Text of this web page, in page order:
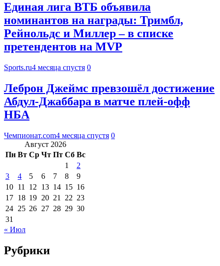
Единая лига ВТБ объявила
номинантов на награды: Тримбл,
Рейнольдс и Миллер – в списке
претендентов на MVP
Sports.ru4 месяца спустя 0
Леброн Джеймс превзошёл достижение
Абдул-Джаббара в матче плей-офф
НБА
Чемпионат.com4 месяца спустя 0
Август 2026
Пн Вт Ср Чт Пт Сб Вс
1
2
3
4 5 6 7 8
9
10 11 12 13 14 15 16
17 18 19 20 21 22 23
24 25 26 27 28 29 30
31
« Июл
Рубрики